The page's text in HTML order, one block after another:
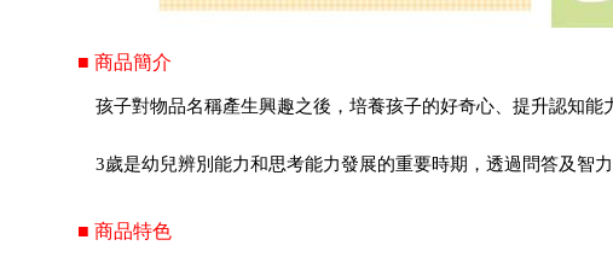
■ 商品簡介
孩子對物品名稱產生興趣之後，培養孩子的好奇心、提升認知能
3歲是幼兒辨別能力和思考能力發展的重要時期，透過問答及智
■ 商品特色